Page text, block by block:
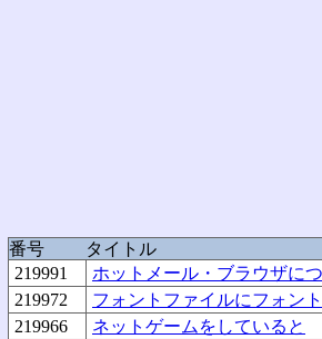
番号
タイトル
219991
ホットメール・ブラウザに
219972
フォントファイルにフォン
219966
ネットゲームをしていると